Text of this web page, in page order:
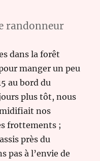
randonneur
dans la forêt
manger un peu
au bord du
plus tôt, nous
nos
frottements ;
près du
pas à l’envie de